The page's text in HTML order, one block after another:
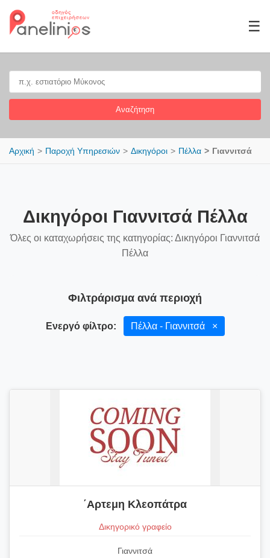
☰
Αναζήτηση
Αρχική Παροχή Υπηρεσιών Δικηγόροι Πέλλα Γιαννιτσά
Δικηγόροι Γιαννιτσά Πέλλα
Όλες οι καταχωρήσεις της κατηγορίας: Δικηγόροι Γιαννιτσά
Πέλλα
Φιλτράρισμα ανά περιοχή
Ενεργό φίλτρο: Πέλλα - Γιαννιτσά ×
΄Αρτεμη Κλεοπάτρα
Δικηγορικό γραφείο
Γιαννιτσά